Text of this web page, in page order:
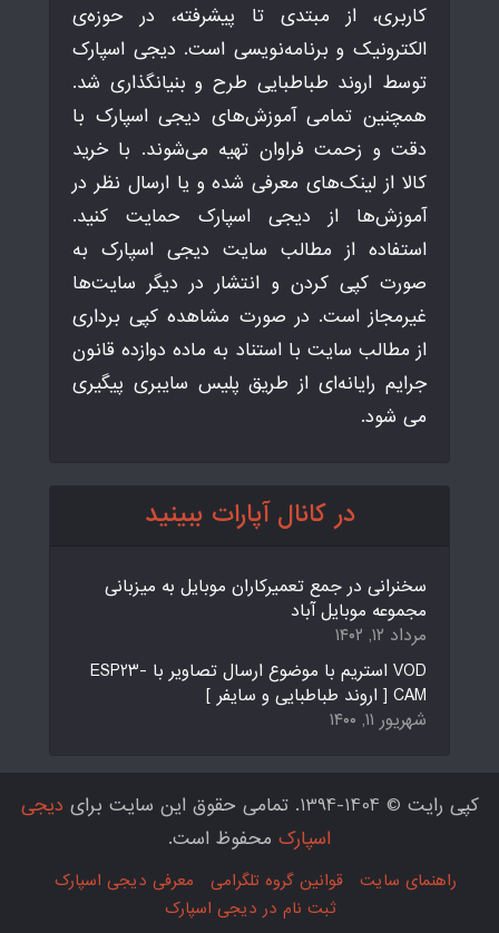
کاربری، از مبتدی تا پیشرفته، در حوزه‌ی
الکترونیک و برنامه‌نویسی است. دیجی اسپارک
توسط اروند طباطبایی طرح و بنیانگذاری شد.
همچنین تمامی آموزش‌های دیجی اسپارک با
دقت و زحمت فراوان تهیه می‌شوند. با خرید
کالا از لینک‌های معرفی شده و یا ارسال نظر در
آموزش‌ها از دیجی اسپارک حمایت کنید.
استفاده از مطالب سایت دیجی اسپارک به
صورت کپی کردن و انتشار در دیگر سایت‌ها
غیرمجاز است. در صورت مشاهده کپی برداری
از مطالب سایت با استناد به ماده دوازده قانون
جرایم رایانه‌ای از طریق پلیس سایبری پیگیری
می شود.
در کانال آپارات ببینید
سخنرانی در جمع تعمیرکاران موبایل به میزبانی
مجموعه موبایل آباد
مرداد ۱۲, ۱۴۰۲
VOD استریم با موضوع ارسال تصاویر با ESP23-
CAM [ اروند طباطبایی و سایفر ]
شهریور ۱۱, ۱۴۰۰
کپی رایت © 1404-1394. تمامی حقوق این سایت برای
دیجی
اسپارک محفوظ است.
راهنمای سایت قوانین گروه تلگرامی
معرفی دیجی اسپارک
ثبت نام در دیجی اسپارک